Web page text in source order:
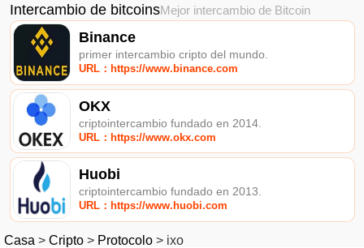
Intercambio de bitcoinsMejor intercambio de Bitcoin
Binance
primer intercambio cripto del mundo.
URL：https://www.binance.com
OKX
criptointercambio fundado en 2014.
URL：https://www.okx.com
Huobi
criptointercambio fundado en 2013.
URL：https://www.huobi.com
Casa > Cripto > Protocolo > ixo